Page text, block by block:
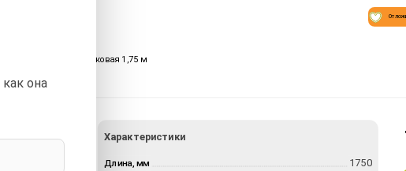
м
Горка пластиковая 1,75 м
Характеристики
Длина, мм 1750
она